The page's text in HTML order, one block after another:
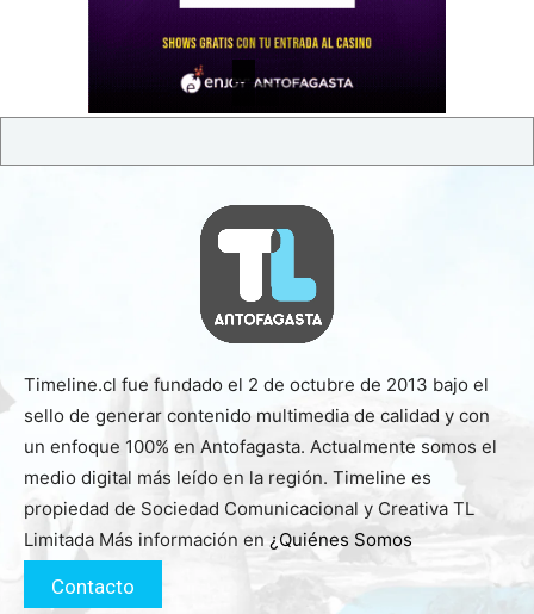
Timeline.cl fue fundado el 2 de octubre de 2013 bajo el
sello de generar contenido multimedia de calidad y con
un enfoque 100% en Antofagasta. Actualmente somos el
medio digital más leído en la región. Timeline es
propiedad de Sociedad Comunicacional y Creativa TL
Limitada Más información en ¿Quiénes Somos
Contacto